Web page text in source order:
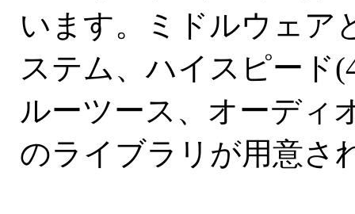
います。ミドルウェア
ステム、ハイスピード
ルーツース、オーディ
のライブラリが用意さ